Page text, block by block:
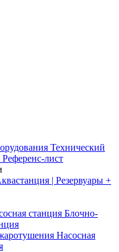
Технический
Референс-лист
| Резервуары +
Блочно-
Насосная